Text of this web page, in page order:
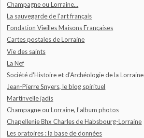
Champagne ou Lorraine...
La sauvegarde de l'art français
Fondation Vieilles Maisons Françaises
Cartes postales de Lorraine
Vie des saints
La Nef
Société d'Histoire et d'Archéologie de la Lorraine
Jean-Pierre Snyers, le blog spirituel
Martinvelle jadis
Champagne ou Lorraine, l'album photos
Chapellenie Bhx Charles de Habsbourg-Lorraine
Les oratoires : la base de données